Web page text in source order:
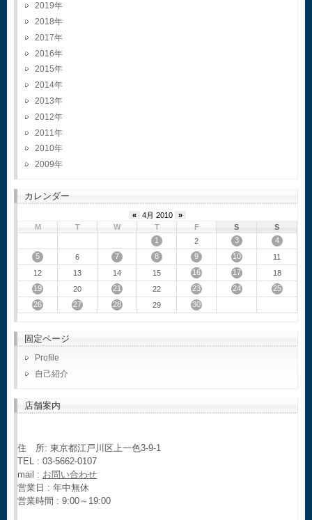
2019
2018
2017
2016
2015
2014
2013
2012
2011
2010
2009
カレンダー
« 4月 2010
»
M
T W T F S
S
1
2 3
4
5
6 7 8 9 10
11
12
13 14 15 16 17
18
19
20 21 22 23 24
25
26
27 28 29 30
固定ページ
Profile
自己紹介
店舗案内
住 所: 東京都江戸川区上一色3-9-1
TEL : 03-5662-0107
mail : お問い合わせ
営業日 : 年中無休
営業時間 : 9:00～19:00